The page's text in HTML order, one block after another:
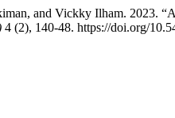
and Vickky Ilham. 2023.
4 (2), 140-48. https://doi.org/